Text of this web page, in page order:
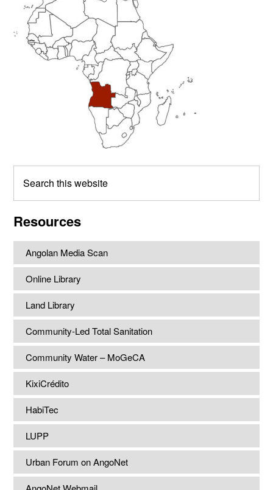
Sidebar
this
Resources
Angolan Media Scan
Online Library
Land Library
Community-Led Total Sanitation
Community Water – MoGeCA
KixiCrédito
HabiTec
LUPP
Urban Forum on AngoNet